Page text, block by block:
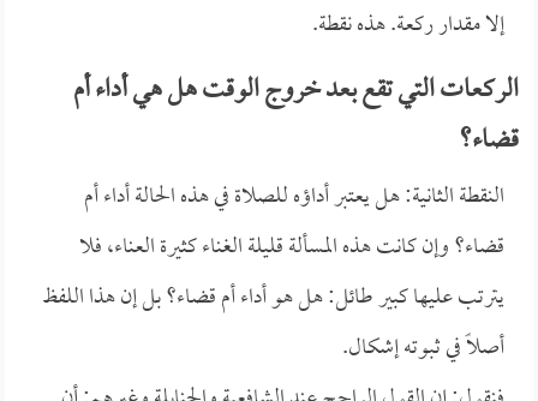
إلا مقدار ركعة. هذه نقطة.
الركعات التي تقع بعد خروج الوقت هل هي أداء أم
قضاء؟
النقطة الثانية: هل يعتبر أداؤه للصلاة في هذه الحالة أداء أم
قضاء؟ وإن كانت هذه المسألة قليلة الغناء كثيرة العناء، فلا
يترتب عليها كبير طائل: هل هو أداء أم قضاء؟ بل إن هذا اللفظ
أصلاً في ثبوته إشكال.